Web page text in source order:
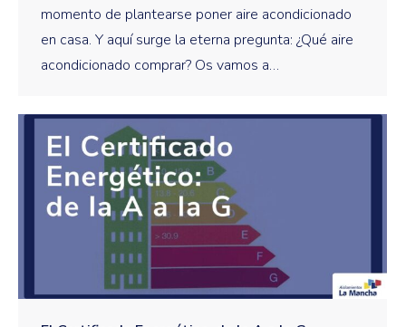
momento de plantearse poner aire acondicionado
en casa. Y aquí surge la eterna pregunta: ¿Qué aire
acondicionado comprar? Os vamos a…